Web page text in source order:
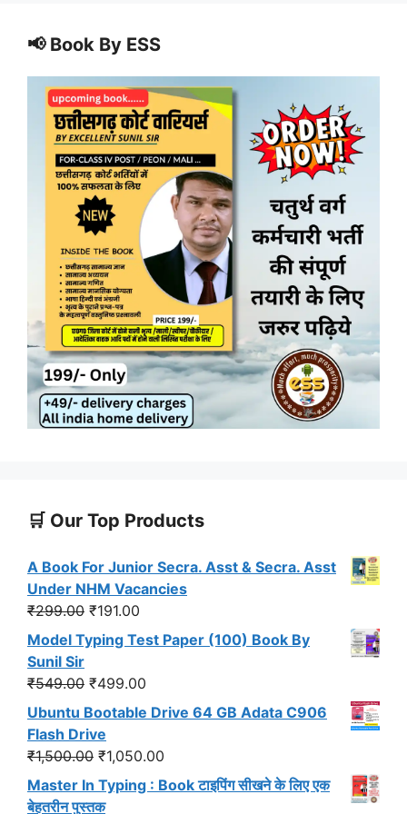
📢 Book By ESS
🛒 Our Top Products
A Book For Junior Secra. Asst & Secra. Asst
Under NHM Vacancies
₹299.00 Original
price
was:
₹299.00.
₹191.00
price
is:
₹191.00.
Model Typing Test Paper (100) Book By
Sunil Sir
₹549.00 Original
price
was:
₹549.00.
₹499.00
price
is:
₹499.00.
Ubuntu Bootable Drive 64 GB Adata C906
Flash Drive
₹1,500.00 Original
price
was:
₹1,050.00
price
is:
Master In Typing : Book टाइपिंग सीखने के लिए एक
बेहतरीन पुस्तक